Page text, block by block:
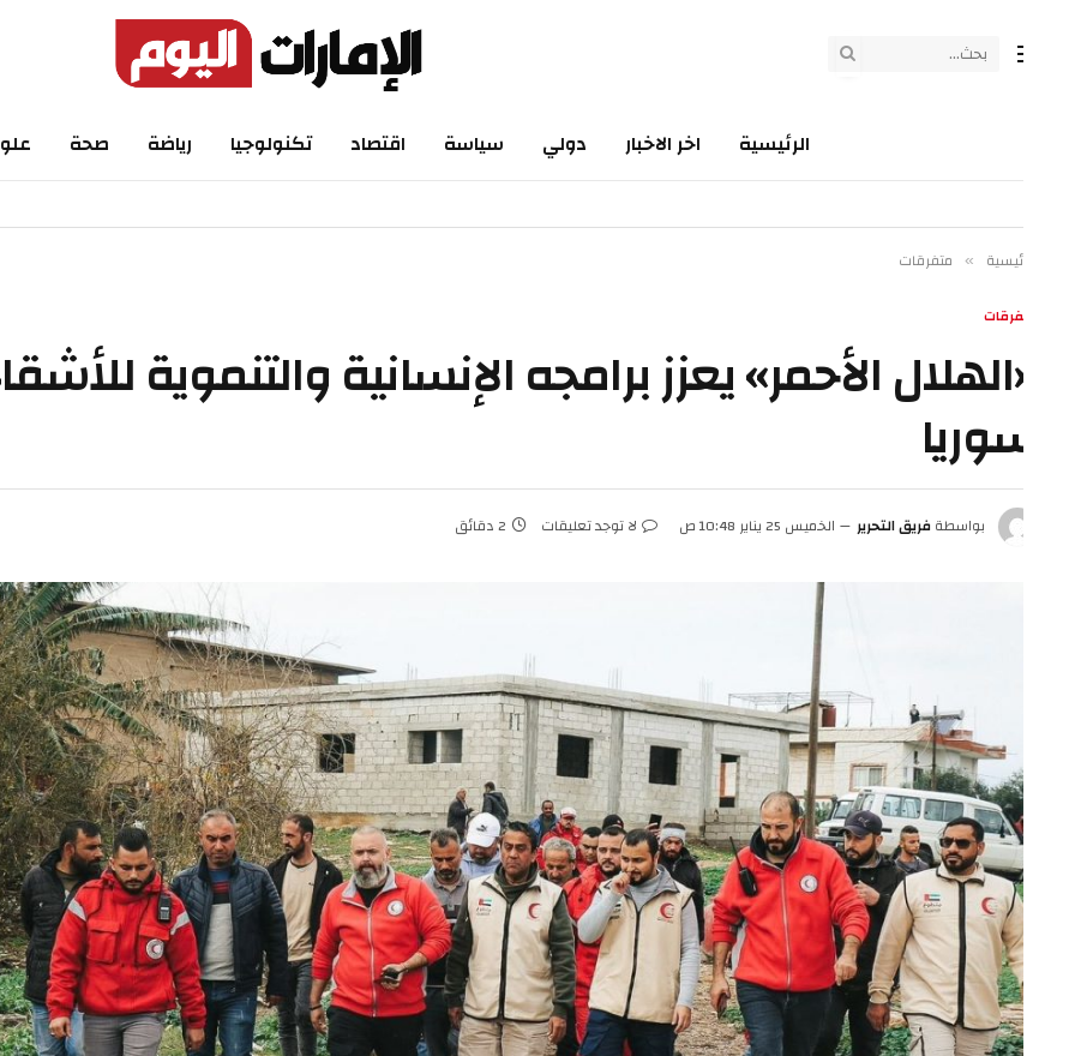
الرئيسية اخر الاخبار دولي سياسة اقتصاد تكنولوجيا رياضة صحة علوم
» متفرقات
الأحمر» يعزز برامجه الإنسانية والتنموية
بواسطة فريق التحرير الخميس 25 يناير 10:48 ص لا توجد تعليقات 2 دقائق